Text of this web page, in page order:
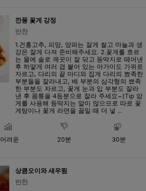
깐풍 꽃게 강정
반찬
1.건홍고추, 피망, 양파는 잘게 썰고 마늘과 생
강은 잘게 다져 준비해주세요. 2.꽃게를 흐르
는 물에 솔로 깨끗이 잘 닦고 등딱지로 떼어낸
후 하얗게 여러 겹 붙어 있는 아가미도 가위로
자르고, 다리의 끝 마디와 집게 다리의 뾰족한
부분들을 잘라내고, 배 부분의 삼각형의 뾰족
한 부분도 자르고, 꽃게 눈과 입 부분도 잘라
낸 후 몸통을 4등분으로 잘라 주세요~(Tip 암
게를 사용해 등딱지는 알이 많으므로 따로 꽃
게탕이나 꽃게 라면을 끓일 때 더 넣 ...
어려운 20분 30분
상큼오이와 새우찜
반찬